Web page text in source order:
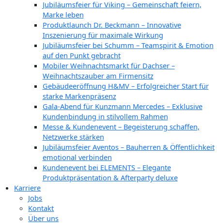
Jubiläumsfeier für Viking – Gemeinschaft feiern,
Marke leben
Produktlaunch Dr. Beckmann – Innovative
Inszenierung für maximale Wirkung
Jubiläumsfeier bei Schumm – Teamspirit & Emotion
auf den Punkt gebracht
Mobiler Weihnachtsmarkt für Dachser –
Weihnachtszauber am Firmensitz
Gebäudeeröffnung H&MV – Erfolgreicher Start für
starke Markenpräsenz
Gala-Abend für Kunzmann Mercedes – Exklusive
Kundenbindung in stilvollem Rahmen
Messe & Kundenevent – Begeisterung schaffen,
Netzwerke stärken
Jubiläumsfeier Aventos – Bauherren & Öffentlichkeit
emotional verbinden
Kundenevent bei ELEMENTS – Elegante
Produktpräsentation & Afterparty deluxe
Karriere
Jobs
Kontakt
Über uns